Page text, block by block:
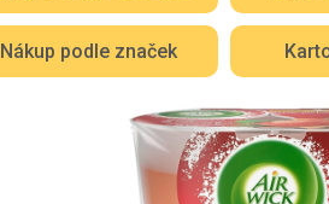
Nákup podle značek